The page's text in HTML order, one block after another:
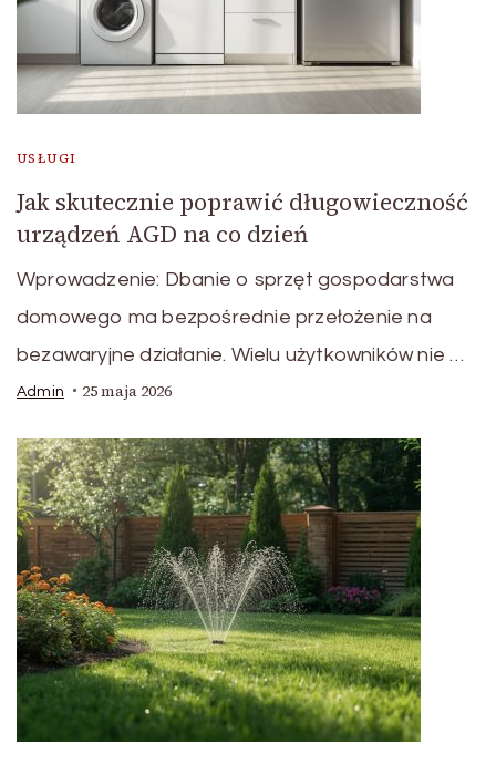
USŁUGI
Jak skutecznie poprawić długowieczność
urządzeń AGD na co dzień
Wprowadzenie: Dbanie o sprzęt gospodarstwa
domowego ma bezpośrednie przełożenie na
bezawaryjne działanie. Wielu użytkowników nie …
Admin 25 maja 2026